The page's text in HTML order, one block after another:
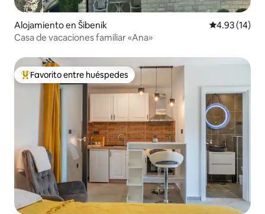
Alojamiento en Šibenik Calificación
4.93 (14)
Casa de vacaciones familiar «Ana»
Favorito entre huéspedes preferido
Favorito entre huéspedes